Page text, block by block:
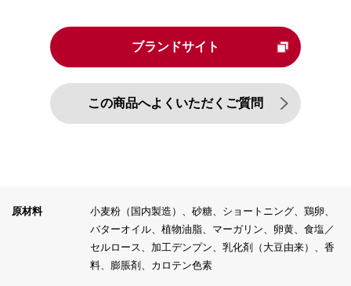
ブランドサイト
この商品へよくいただくご質問
原材料
小麦粉（国内製造）、砂糖、ショートニング、鶏卵、
バターオイル、植物油脂、マーガリン、卵黄、食塩／
セルロース、加工デンプン、乳化剤（大豆由来）、香
料、膨脹剤、カロテン色素